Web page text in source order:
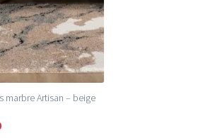
marbre Artisan – beige